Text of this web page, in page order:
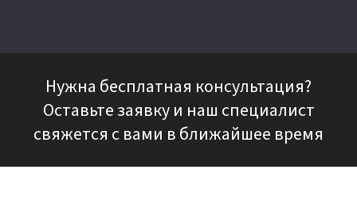
Нужна бесплатная консультация?
Оставьте заявку и наш специалист
свяжется с вами в ближайшее время